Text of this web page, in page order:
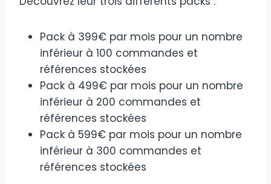
Pack à 399€ par mois pour un nombre
inférieur à 100 commandes et
références stockées
Pack à 499€ par mois pour un nombre
inférieur à 200 commandes et
références stockées
Pack à 599€ par mois pour un nombre
inférieur à 300 commandes et
références stockées